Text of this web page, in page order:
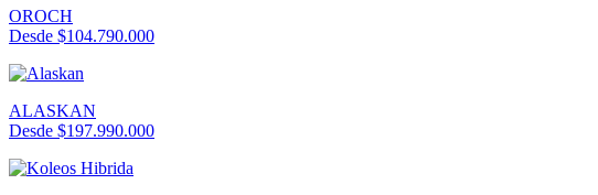
OROCH
Desde $104.790.000
ALASKAN
Desde $197.990.000